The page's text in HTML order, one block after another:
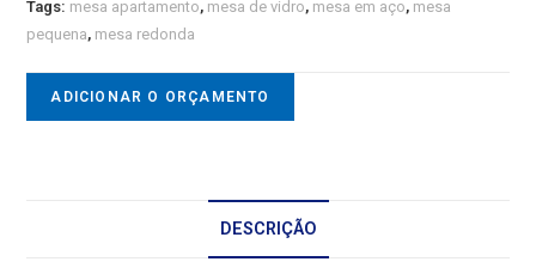
Tags: mesa apartamento, mesa de vidro, mesa em aço, mesa
pequena, mesa redonda
ADICIONAR O ORÇAMENTO
DESCRIÇÃO